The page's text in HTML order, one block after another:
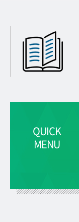
QUICK
MENU